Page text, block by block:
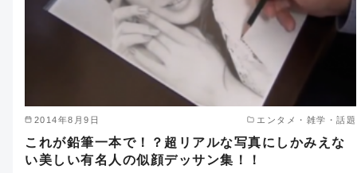
2014年8月9日 エンタメ・雑学・話題
これが鉛筆一本で！？超リアルな写真にしかみえな
い美しい有名人の似顔デッサン集！！